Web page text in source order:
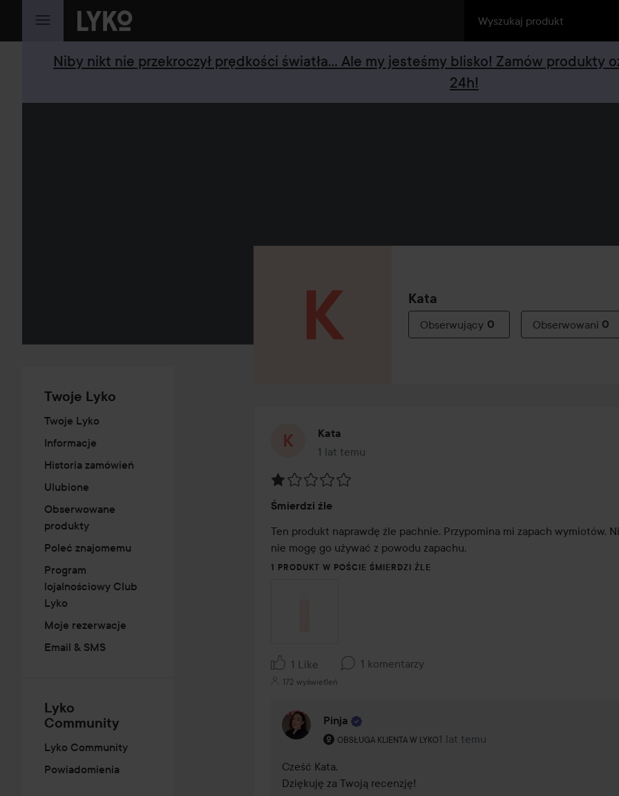
PRZEJDŹ DO TREŚCI
Niby nikt nie przekroczył prędkości światła... Ale my jesteśmy blisko! Zamów produkty
24h!
Twoje Lyko
Twoje Lyko
Informacje
Historia zamówień
Ulubione
Obserwowane
produkty
Poleć znajomemu
Program
lojalnościowy Club
Lyko
Moje rezerwacje
Email & SMS
Lyko
Community
Lyko Community
Powiadomienia
Kata
Obserwujący 0 Obserwowani 0
Kata
1 lat temu
Post został utworzony 1 lat temu
1
z
5
Śmierdzi źle
Ten produkt naprawdę źle pachnie. Przypomina mi zapach wymiotów.
nie mogę go używać z powodu zapachu.
1 PRODUKT W POŚCIE ŚMIERDZI ŹLE
1 Like 1 komentarzy
172 wyświetleń
Pinja
OBSŁUGA KLIENTA W LYKO
Rola użytkownika: Obsługa klienta w Lyko.
1 lat temu
Komentarz został dodany 1 lat temu
Cześć Kata,
Dziękuję za Twoją recenzję!